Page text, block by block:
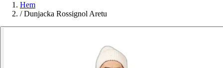
Hem
/ Dunjacka Rossignol Aretu